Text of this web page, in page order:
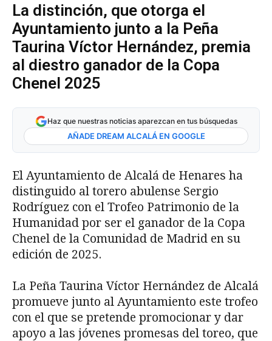
La distinción, que otorga el
Ayuntamiento junto a la Peña
Taurina Víctor Hernández, premia
al diestro ganador de la Copa
Chenel 2025
Haz que nuestras noticias aparezcan en tus búsquedas
AÑADE DREAM ALCALÁ EN GOOGLE
El Ayuntamiento de Alcalá de Henares ha
distinguido al torero abulense Sergio
Rodríguez con el Trofeo Patrimonio de la
Humanidad por ser el ganador de la Copa
Chenel de la Comunidad de Madrid en su
edición de 2025.
La Peña Taurina Víctor Hernández de Alcalá
promueve junto al Ayuntamiento este trofeo
con el que se pretende promocionar y dar
apoyo a las jóvenes promesas del toreo, que